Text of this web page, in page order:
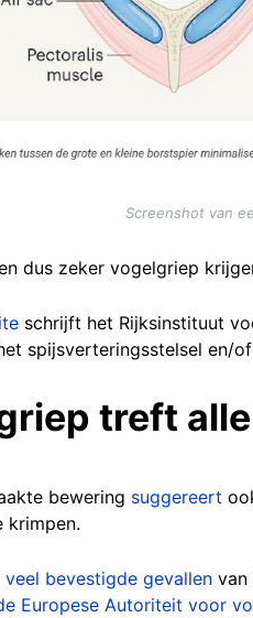
Screenshot van
dus zeker vogelgriep
schrijft het Rijksinstituut
spijsverteringsstelsel en/
treft
bewering suggereert
krimpen.
veel bevestigde gevallen van
Europese Autoriteit voor